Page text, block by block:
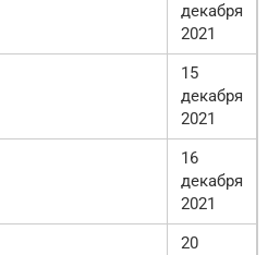
декабря
2021
15
декабря
2021
16
декабря
2021
20